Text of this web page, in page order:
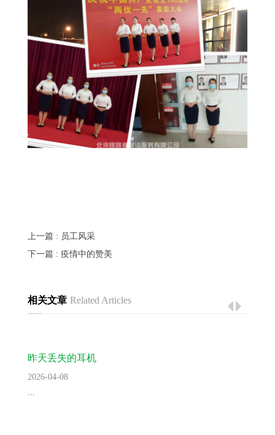
上一篇 : 员工风采
下一篇 : 疫情中的赞美
相关文章 Related Articles
昨天丢失的耳机
2026-04-08